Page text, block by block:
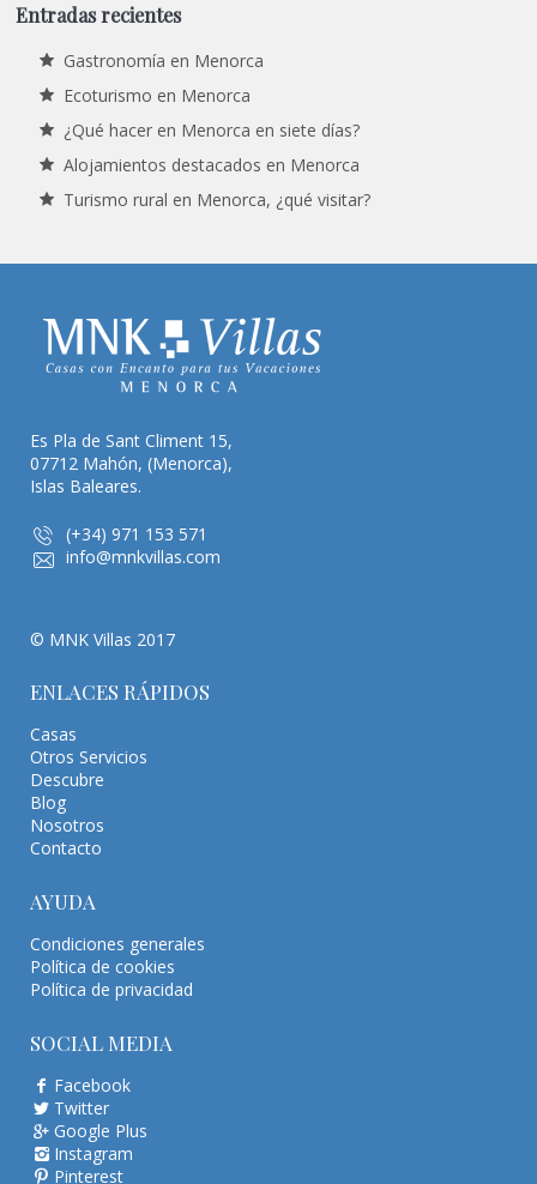
Entradas recientes
Gastronomía en Menorca
Ecoturismo en Menorca
¿Qué hacer en Menorca en siete días?
Alojamientos destacados en Menorca
Turismo rural en Menorca, ¿qué visitar?
Es Pla de Sant Climent 15,
07712 Mahón, (Menorca),
Islas Baleares.
(+34) 971 153 571
info@mnkvillas.com
© MNK Villas 2017
ENLACES RÁPIDOS
Casas
Otros Servicios
Descubre
Blog
Nosotros
Contacto
AYUDA
Condiciones generales
Política de cookies
Política de privacidad
SOCIAL MEDIA
Facebook
Twitter
Google Plus
Instagram
Pinterest